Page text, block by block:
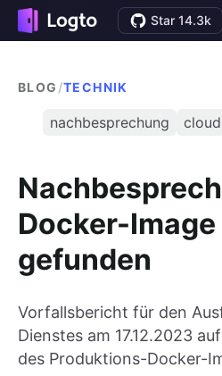
Star 14.3k
BLOG /TECHNIK
nachbesprechung
Docker-
gefunden
Vorfallsbericht für den
Dienstes am 17.12.2023
des Produktions-Docker-